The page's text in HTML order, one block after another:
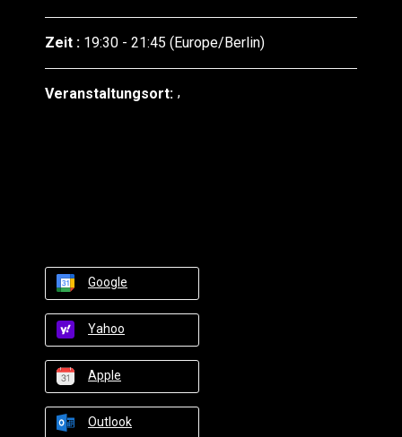
Zeit : 19:30 - 21:45 (Europe/Berlin)
Veranstaltungsort:
Google
Yahoo
Apple
Outlook